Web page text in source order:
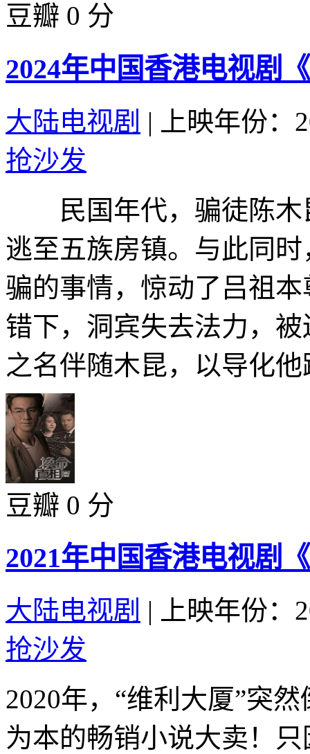
豆瓣 0 分
2024年中国香港电视剧
大陆电视剧 |
上映年份：
抢沙发
民国年代，骗徒陈木
逃至五族房镇。与此同
骗的事情，惊动了吕祖
错下，洞宾失去法力，
之名伴随木昆，以导化
豆瓣 0 分
2021年中国香港电视剧
大陆电视剧 |
上映年份：
抢沙发
2020年，“维利大厦”突
为本的畅销小说大卖！